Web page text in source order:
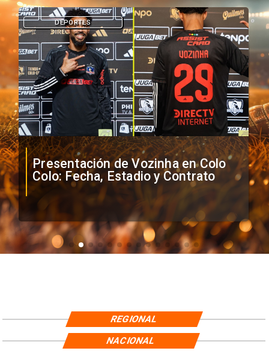
Presentación de Vozinha en Colo
Colo: Fecha, Estadio y Contrato
DEPORTES
REGIONAL
NACIONAL